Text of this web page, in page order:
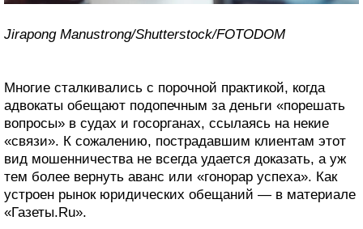
Jirapong Manustrong/Shutterstock/FOTODOM
Многие сталкивались с порочной практикой, когда
адвокаты обещают подопечным за деньги «порешать
вопросы» в судах и госорганах, ссылаясь на некие
«связи». К сожалению, пострадавшим клиентам этот
вид мошенничества не всегда удается доказать, а уж
тем более вернуть аванс или «гонорар успеха». Как
устроен рынок юридических обещаний — в материале
«Газеты.Ru».